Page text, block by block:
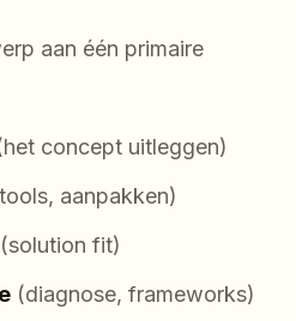
aan één primaire
concept uitleggen)
aanpakken)
(solution fit)
(diagnose, frameworks)